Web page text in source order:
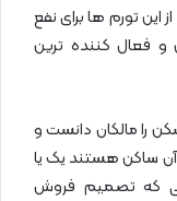
این تورم ها برای نفع
فعال‌ کننده ترین
را مالکان دانست و
آن ساکن هستند یک یا
که تصمیم فروش